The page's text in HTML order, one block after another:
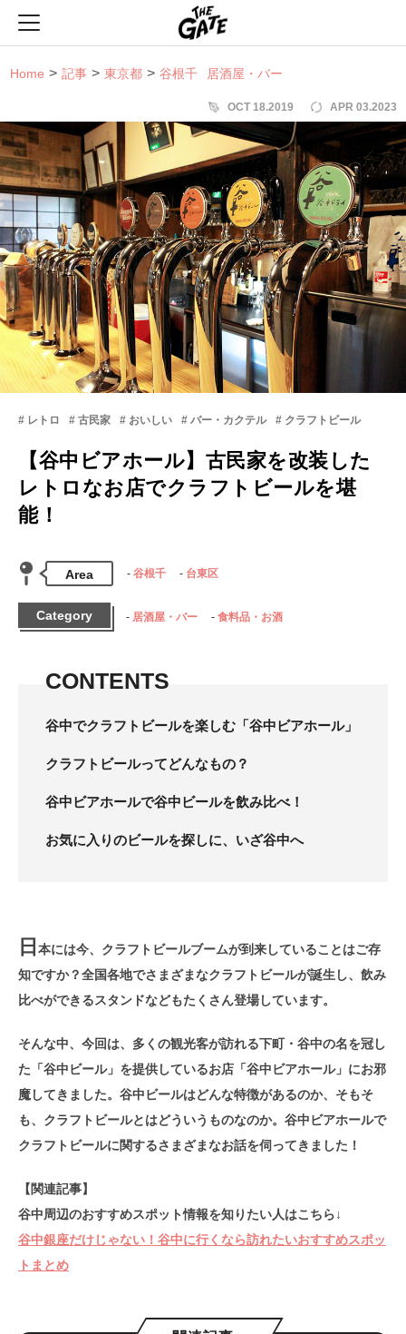
Home 記事 東京都 谷根千 居酒屋・バー
OCT 18.2019 APR 03.2023
レトロ 古民家 おいしい バー・カクテル クラフトビール
【谷中ビアホール】古民家を改装した
レトロなお店でクラフトビールを堪
能！
Area 谷根千 台東区
Category 居酒屋・バー 食料品・お酒
CONTENTS
谷中でクラフトビールを楽しむ「谷中ビアホール」
クラフトビールってどんなもの？
谷中ビアホールで谷中ビールを飲み比べ！
お気に入りのビールを探しに、いざ谷中へ
日 本には今、クラフトビールブームが到来していることはご存
知ですか？全国各地でさまざまなクラフトビールが誕生し、飲み
比べができるスタンドなどもたくさん登場しています。
そんな中、今回は、多くの観光客が訪れる下町・谷中の名を冠し
た「谷中ビール」を提供しているお店「谷中ビアホール」にお邪
魔してきました。谷中ビールはどんな特徴があるのか、そもそ
も、クラフトビールとはどういうものなのか。谷中ビアホールで
クラフトビールに関するさまざまなお話を伺ってきました！
【関連記事】
谷中周辺のおすすめスポット情報を知りたい人はこちら↓
谷中銀座だけじゃない！谷中に行くなら訪れたいおすすめスポッ
トまとめ